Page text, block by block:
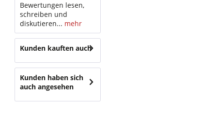
Bewertungen lesen,
schreiben und
diskutieren... mehr
Kunden kauften auch
Kunden haben sich
auch angesehen